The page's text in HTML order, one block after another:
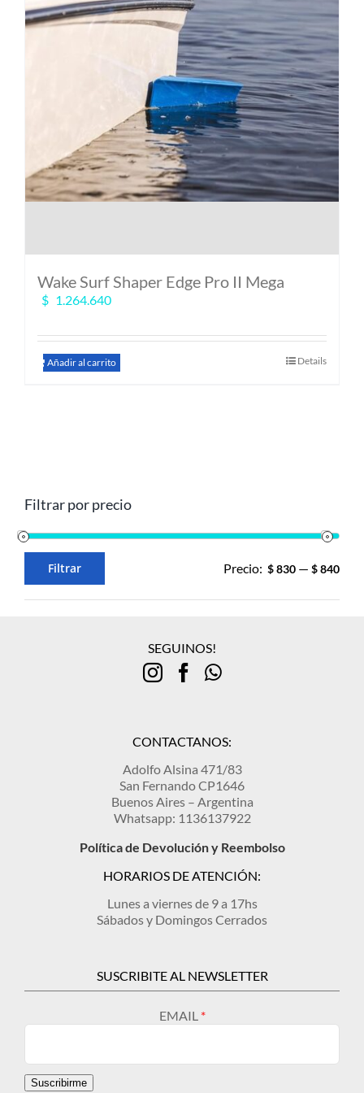
MI CUENTA
SEARCH
Wake Surf Shaper Edge Pro II Mega
$ 1.264.640
Añadir al carrito Details
Filtrar por precio
Precio
PrecioFiltrar Precio: $ 830 — $ 840
SEGUINOS!
CONTACTANOS:
Adolfo Alsina 471/83
San Fernando CP1646
Buenos Aires – Argentina
Whatsapp: 1136137922
Política de Devolución y Reembolso
HORARIOS DE ATENCIÓN:
Lunes a viernes de 9 a 17hs
Sábados y Domingos Cerrados
SUSCRIBITE AL NEWSLETTER
EMAIL
Suscribirme